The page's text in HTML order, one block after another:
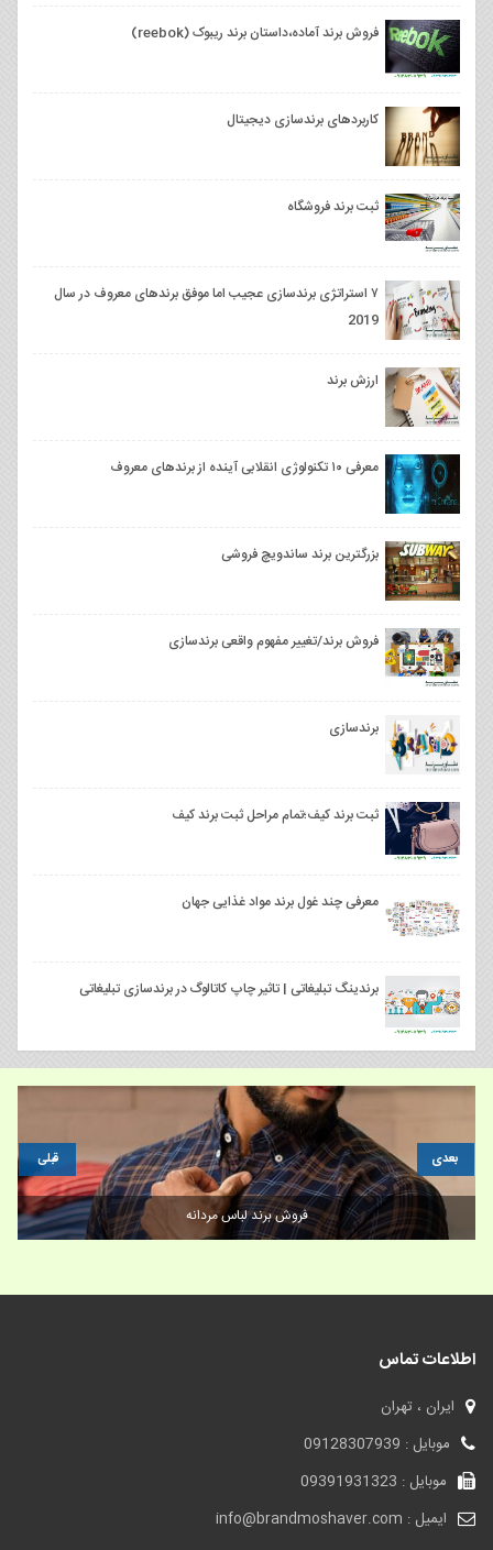
فروش برند آماده،داستان برند ریبوک (reebok)
کاربردهای برندسازی دیجیتال
ثبت برند فروشگاه
۷ استراتژی برندسازی عجیب اما موفق برندهای معروف در سال
2019
ارزش برند
معرفی ۱۰ تکنولوژی انقلابی آینده از برندهای معروف
بزرگترین برند ساندویچ فروشی
فروش برند/تغییر مفهوم واقعی برندسازی
برندسازی
ثبت برند کیف؛تمام مراحل ثبت برند کیف
معرفی چند غول برند مواد غذایی جهان
برندینگ تبلیغاتی | تاثیر چاپ کاتالوگ در برندسازی تبلیغاتی
قدرت رنگ در برندسازی
قبلی بعدی
اطلاعات تماس
ایران ، تهران
موبایل : 09128307939
موبایل : 09391931323
ایمیل : info@brandmoshaver.com